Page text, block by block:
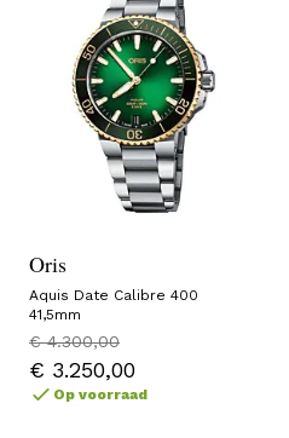
Oris
Aquis Date Calibre 400
41,5mm
€ 4.300,00
€ 3.250,00
Op voorraad